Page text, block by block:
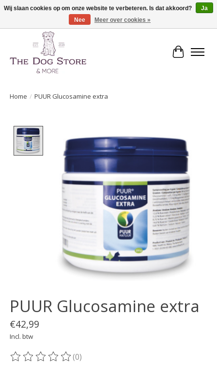
De speciaalzaak in hondenartikelen en meer!
Home / PUUR Glucosamine extra
PUUR Glucosamine extra
€42,99
Incl. btw
De beoordeling van dit product is
(0)
Wij slaan cookies op om onze website te verbeteren. Is dat akkoord?
Ja
Nee
Meer over cookies »